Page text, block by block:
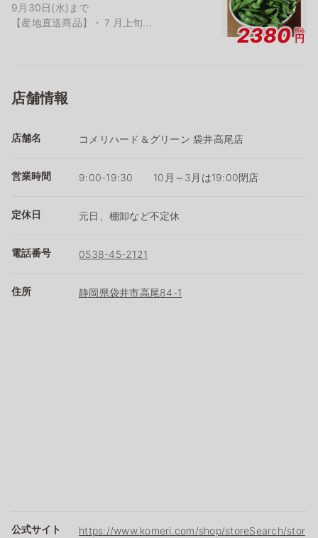
9月30日(水)まで
【産地直送商品】・７月上旬...
2380 税込
円
店舗情報
店舗名 コメリハード＆グリーン 袋井高尾店
営業時間 9:00-19:30 10月～3月は19:00閉店
定休日 元日、棚卸など不定休
電話番号 0538-45-2121
住所 静岡県袋井市高尾84-1
公式サイト
https://www.komeri.com/shop/storeSearch/stor